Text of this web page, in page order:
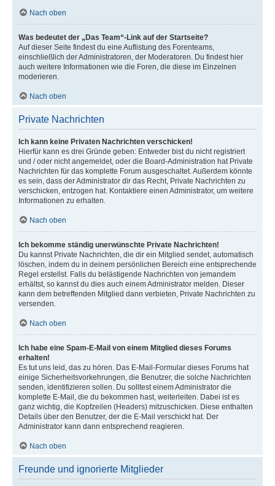
Nach oben
Was bedeutet der „Das Team“-Link auf der Startseite?
Auf dieser Seite findest du eine Auflistung des Forenteams,
einschließlich der Administratoren, der Moderatoren. Du findest hier
auch weitere Informationen wie die Foren, die diese im Einzelnen
moderieren.
Nach oben
Private Nachrichten
Ich kann keine Privaten Nachrichten verschicken!
Hierfür kann es drei Gründe geben: Entweder bist du nicht registriert
und / oder nicht angemeldet, oder die Board-Administration hat Private
Nachrichten für das komplette Forum ausgeschaltet. Außerdem könnte
es sein, dass der Administrator dir das Recht, Private Nachrichten zu
verschicken, entzogen hat. Kontaktiere einen Administrator, um weitere
Informationen zu erhalten.
Nach oben
Ich bekomme ständig unerwünschte Private Nachrichten!
Du kannst Private Nachrichten, die dir ein Mitglied sendet, automatisch
löschen, indem du in deinem persönlichen Bereich eine entsprechende
Regel erstellst. Falls du belästigende Nachrichten von jemandem
erhältst, so kannst du dies auch einem Administrator melden. Dieser
kann dem betreffenden Mitglied dann verbieten, Private Nachrichten zu
versenden.
Nach oben
Ich habe eine Spam-E-Mail von einem Mitglied dieses Forums
erhalten!
Es tut uns leid, das zu hören. Das E-Mail-Formular dieses Forums hat
einige Sicherheitsvorkehrungen, die Benutzer, die solche Nachrichten
senden, identifizieren sollen. Du solltest einem Administrator die
komplette E-Mail, die du bekommen hast, weiterleiten. Dabei ist es
ganz wichtig, die Kopfzeilen (Headers) mitzuschicken. Diese enthalten
Details über den Benutzer, der die E-Mail verschickt hat. Der
Administrator kann dann entsprechend reagieren.
Nach oben
Freunde und ignorierte Mitglieder